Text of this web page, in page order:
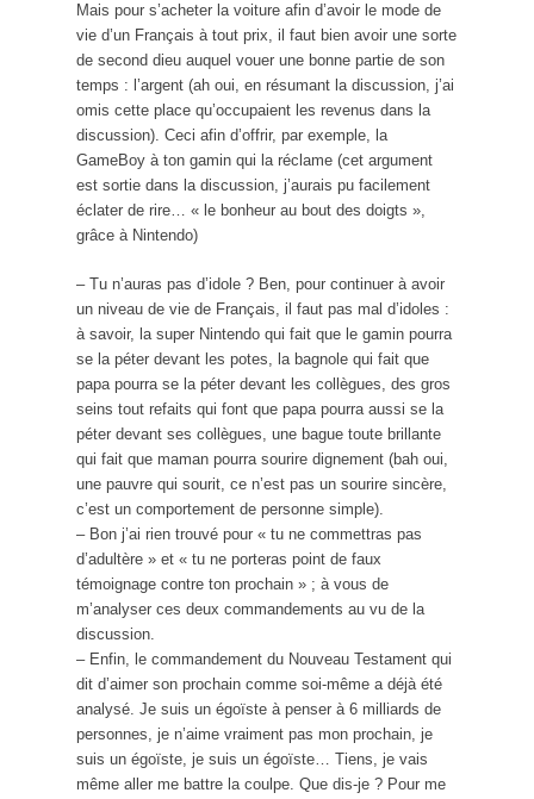
Mais pour s’acheter la voiture afin d’avoir le mode de
vie d’un Français à tout prix, il faut bien avoir une sorte
de second dieu auquel vouer une bonne partie de son
temps : l’argent (ah oui, en résumant la discussion, j’ai
omis cette place qu’occupaient les revenus dans la
discussion). Ceci afin d’offrir, par exemple, la
GameBoy à ton gamin qui la réclame (cet argument
est sortie dans la discussion, j’aurais pu facilement
éclater de rire… « le bonheur au bout des doigts »,
grâce à Nintendo)
– Tu n’auras pas d’idole ? Ben, pour continuer à avoir
un niveau de vie de Français, il faut pas mal d’idoles :
à savoir, la super Nintendo qui fait que le gamin pourra
se la péter devant les potes, la bagnole qui fait que
papa pourra se la péter devant les collègues, des gros
seins tout refaits qui font que papa pourra aussi se la
péter devant ses collègues, une bague toute brillante
qui fait que maman pourra sourire dignement (bah oui,
une pauvre qui sourit, ce n’est pas un sourire sincère,
c’est un comportement de personne simple).
– Bon j’ai rien trouvé pour « tu ne commettras pas
d’adultère » et « tu ne porteras point de faux
témoignage contre ton prochain » ; à vous de
m’analyser ces deux commandements au vu de la
discussion.
– Enfin, le commandement du Nouveau Testament qui
dit d’aimer son prochain comme soi-même a déjà été
analysé. Je suis un égoïste à penser à 6 milliards de
personnes, je n’aime vraiment pas mon prochain, je
suis un égoïste, je suis un égoïste… Tiens, je vais
même aller me battre la coulpe. Que dis-je ? Pour me